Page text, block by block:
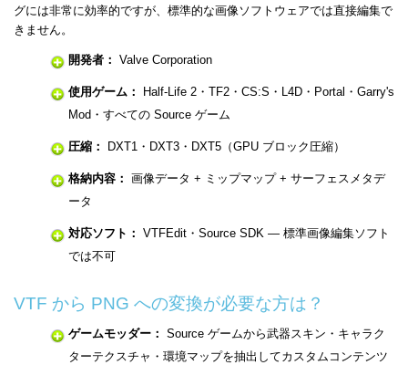
グには非常に効率的ですが、標準的な画像ソフトウェアでは直接編集で
きません。
開発者： Valve Corporation
使用ゲーム：
Half-Life 2・TF2・CS:S・L4D・Portal・Garry's
Mod・すべての Source ゲーム
圧縮： DXT1・DXT3・DXT5（GPU ブロック圧縮）
格納内容： 画像データ + ミップマップ + サーフェスメタデ
ータ
対応ソフト： VTFEdit・Source SDK — 標準画像編集ソフト
では不可
VTF から PNG への変換が必要な方は？
ゲームモッダー： Source ゲームから武器スキン・キャラク
ターテクスチャ・環境マップを抽出してカスタムコンテンツ